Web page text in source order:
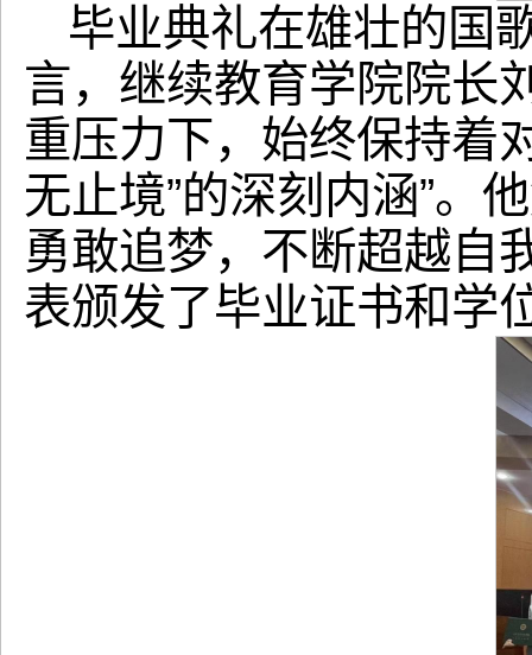
毕业典礼在雄壮的国
言，继续教育学院院长
重压力下，始终保持着
无止境”的深刻内涵”。
勇敢追梦，不断超越自
表颁发了毕业证书和学